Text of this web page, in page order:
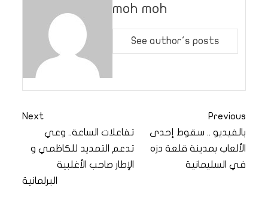
moh moh
See author's posts
Previous
بالفيديو .. سقوط إحدى
الألعاب بمدينة قلعة دزه
في السليمانية
Next
تفاعلات الساعة.. وعي
تدعم التمديد للكاظمي و
الإطار صاحب الأغلبية
البرلمانية